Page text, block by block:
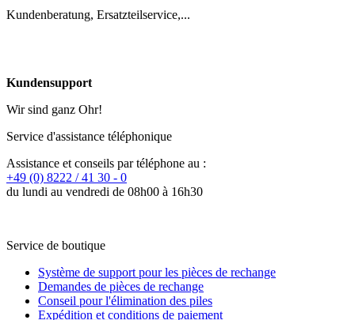
Wir sind ganz Ohr!
Service d'assistance téléphonique
Assistance et conseils par téléphone au :
+49 (0) 8222 / 41 30 - 0
du lundi au vendredi de 08h00 à 16h30
Système de support pour les pièces de rechange
Demandes de pièces de rechange
Conseil pour l'élimination des piles
Expédition et conditions de paiement
Informations concernant